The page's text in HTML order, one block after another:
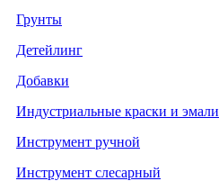
Грунты
Детейлинг
Добавки
Индустриальные краски и эмали
Инструмент ручной
Инструмент слесарный